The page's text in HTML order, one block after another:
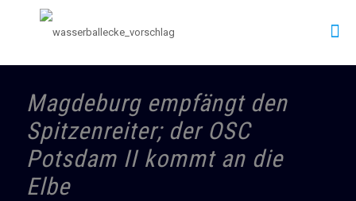
Magdeburg empfängt den
Spitzenreiter; der OSC
Potsdam II kommt an die
Elbe